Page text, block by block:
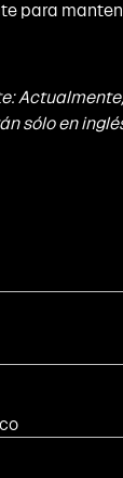
para
sólo en